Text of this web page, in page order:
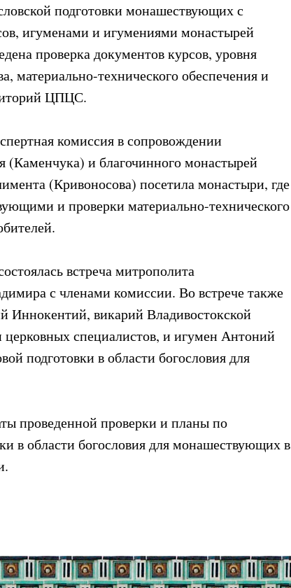
подготовки монашествующих с
игуменами и игумениями монастырей
проверка документов курсов, уровня
материально-технического обеспечения и
ЦПЦС.
комиссия в сопровождении
(Каменчука) и благочинного монастырей
(Кривоносова) посетила монастыри, где
и проверки материально-технического
встреча митрополита
с членами комиссии. Во встрече также
Иннокентий, викарий Владивостокской
церковных специалистов, и игумен Антоний
подготовки в области богословия для
проведенной проверки и планы по
в области богословия для монашествующих в